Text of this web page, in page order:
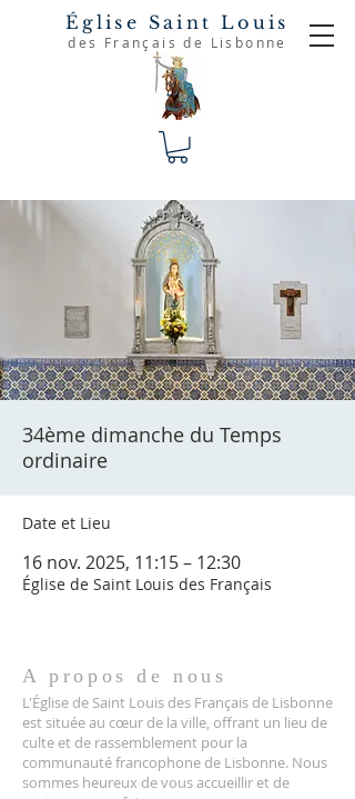
Église Saint Louis
des Français de Lisbonne
34ème dimanche du Temps
ordinaire
Date et Lieu
16 nov. 2025, 11:15 – 12:30
Église de Saint Louis des Français
A propos de nous
L'Église de Saint Louis des Français de Lisbonne
est située au cœur de la ville, offrant un lieu de
culte et de rassemblement pour la
communauté francophone de Lisbonne. Nous
sommes heureux de vous accueillir et de